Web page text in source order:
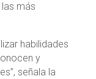
más
habilidades
y
señala la